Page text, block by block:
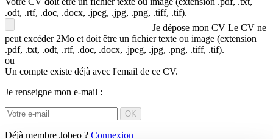
.odt, .rtf, .doc, .docx, .jpeg, .jpg, .png, .tiff, .tif).
Je dépose mon CV Le CV ne
peut excéder 2Mo et doit être un fichier texte ou image (extension
.pdf, .txt, .odt, .rtf, .doc, .docx, .jpeg, .jpg, .png, .tiff, .tif).
ou
Un compte existe déjà avec l'email de ce CV.
Je renseigne mon e-mail :
OK
Déjà membre Jobeo ? Connexion